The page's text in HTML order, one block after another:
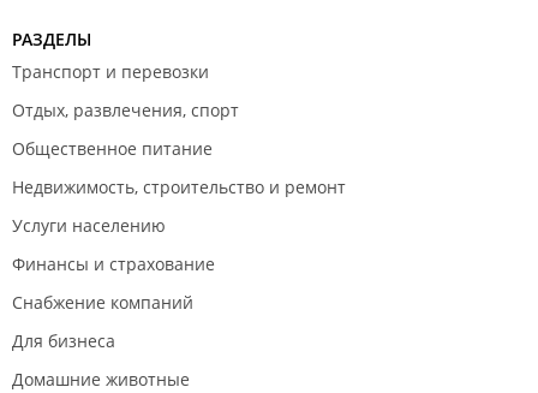
РАЗДЕЛЫ
Транспорт и перевозки
Отдых, развлечения, спорт
Общественное питание
Недвижимость, строительство и ремонт
Услуги населению
Финансы и страхование
Снабжение компаний
Для бизнеса
Домашние животные